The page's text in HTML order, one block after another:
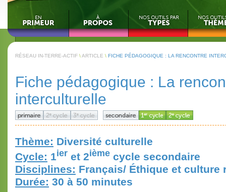
RÉSEAU IN-TERRE-ACTIF \ARTICLE \ FICHE PÉDAGOGIQUE : LA RENCONTRE
Fiche pédagogique : La
interculturelle
Thème: Diversité culturelle
Cycle: 1ier et 2ième cycle secondaire
Disciplines: Français/ Éthique et culture
Durée: 30 à 50 minutes